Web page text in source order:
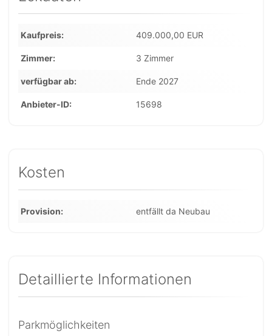
Kaufpreis 409.000,00 EUR
Zimmer 3 Zimmer
verfügbar ab Ende 2027
Anbieter-ID 15698
Kosten
Provision entfällt da Neubau
Detaillierte Informationen
Parkmöglichkeiten